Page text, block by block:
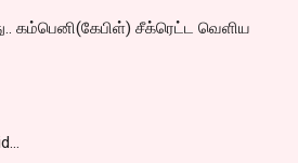
கம்பெனி(கேபிள்) சீக்ரெட்ட வெளிய